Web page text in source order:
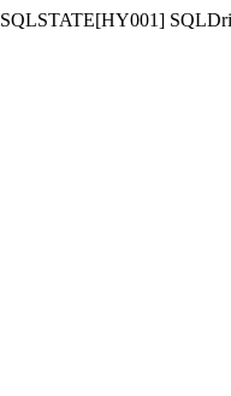
SQLSTATE[HY001]